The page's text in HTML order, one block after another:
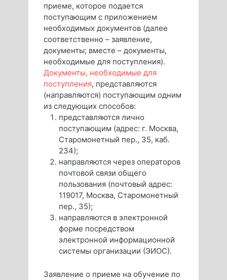
приеме, которое подается
поступающим с приложением
необходимых документов (далее
соответственно – заявление,
документы; вместе – документы,
необходимые для поступления).
Документы, необходимые для
поступления, представляются
(направляются) поступающим одним
из следующих способов:
представляются лично
поступающим (адрес: г. Москва,
Старомонетный пер., 35, каб.
234);
направляются через операторов
почтовой связи общего
пользования (почтовый адрес:
119017, Москва, Старомонетный
пер., 35);
направляются в электронной
форме посредством
электронной информационной
системы организации (ЭИОС).
Заявление о приеме на обучение по